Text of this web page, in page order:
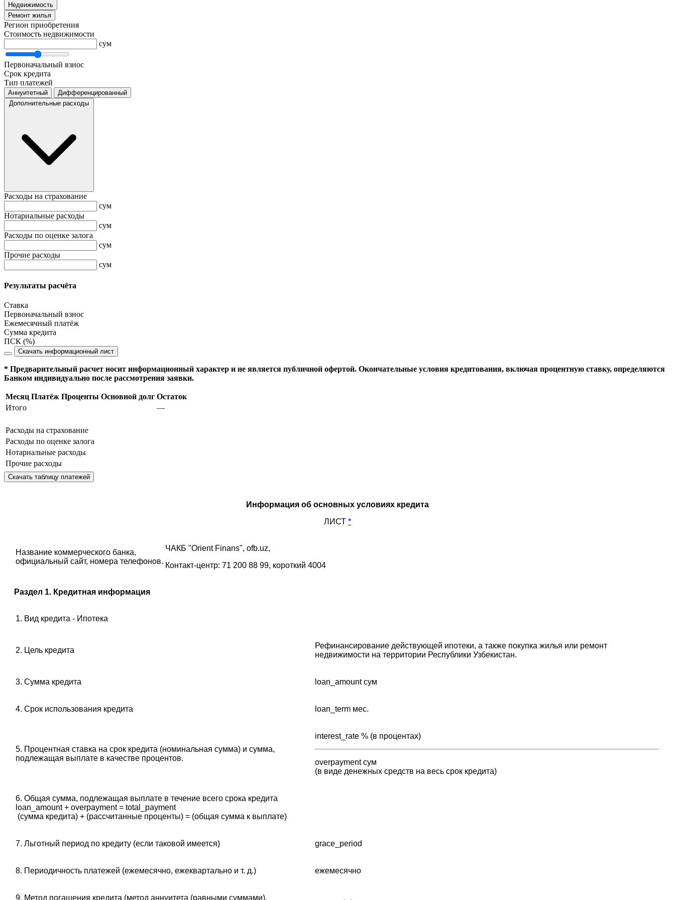
Недвижимость
Ремонт жилья
Регион приобретения
Стоимость недвижимости
сум
Первоначальный взнос
Срок кредита
Тип платежей
Аннуитетный
Дифференцированный
Дополнительные расходы
Расходы на страхование
сум
Нотариальные расходы
сум
Расходы по оценке залога
сум
Прочие расходы
сум
Результаты расчёта
Ставка
Первоначальный взнос
Ежемесячный платёж
Сумма кредита
ПСК (%)
Скачать информационный лист
* Предварительный расчет носит информационный характер и не является публичной офертой. Окончательные условия кредитования, включая процентную ставку, определяются
Банком индивидуально после рассмотрения заявки.
Месяц Платёж Проценты Основной долг Остаток
Итого
—
Расходы на страхование
Расходы по оценке залога
Нотариальные расходы
Прочие расходы
Скачать таблицу платежей
Информация об основных условиях кредита
ЛИСТ *
Название коммерческого банка,
официальный сайт, номера телефонов.
ЧАКБ "Orient Finans", ofb.uz,
Контакт-центр: 71 200 88 99, короткий 4004
Раздел 1. Кредитная информация
1. Вид кредита - Ипотека
2. Цель кредита
Рефинансирование действующей ипотеки, а также покупка жилья или ремонт
недвижимости на территории Республики Узбекистан.
3. Сумма кредита loan_amount сум
4. Срок использования кредита loan_term мес.
5. Процентная ставка на срок кредита (номинальная сумма) и сумма,
подлежащая выплате в качестве процентов.
interest_rate % (в процентах)
overpayment сум
(в виде денежных средств на весь срок кредита)
6. Общая сумма, подлежащая выплате в течение всего срока кредита
‎loan_amount + overpayment = total_payment
‎ (сумма кредита) + (рассчитанные проценты) = (общая сумма к выплате)
7. Льготный период по кредиту (если таковой имеется) grace_period
8. Периодичность платежей (ежемесячно, ежеквартально и т. д.) ежемесячно
9. Метод погашения кредита (метод аннуитета (равными суммами),